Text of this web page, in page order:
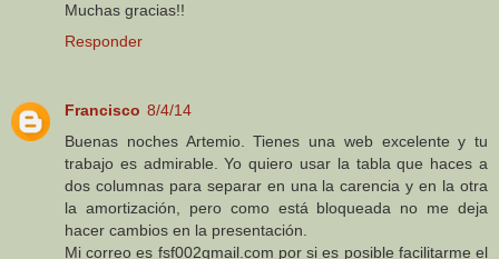
Muchas gracias!!
Responder
Francisco 8/4/14
Buenas noches Artemio. Tienes una web excelente y tu
trabajo es admirable. Yo quiero usar la tabla que haces a
dos columnas para separar en una la carencia y en la otra
la amortización, pero como está bloqueada no me deja
hacer cambios en la presentación.
Mi correo es fsf002gmail.com por si es posible facilitarme el